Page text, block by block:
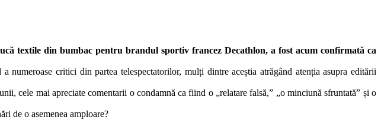
textile din bumbac pentru brandul sportiv francez Decathlon, a fost acum confirmată ca
critici din partea telespectatorilor, mulți dintre aceștia atrăgând atenția asupra editării
cele mai apreciate comentarii o condamnă ca fiind o „relatare falsă,” „o minciună sfruntată” și o
de o asemenea amploare?